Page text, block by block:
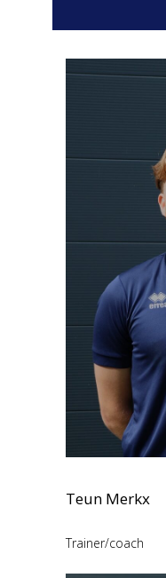
Teun Merkx
Trainer/coach